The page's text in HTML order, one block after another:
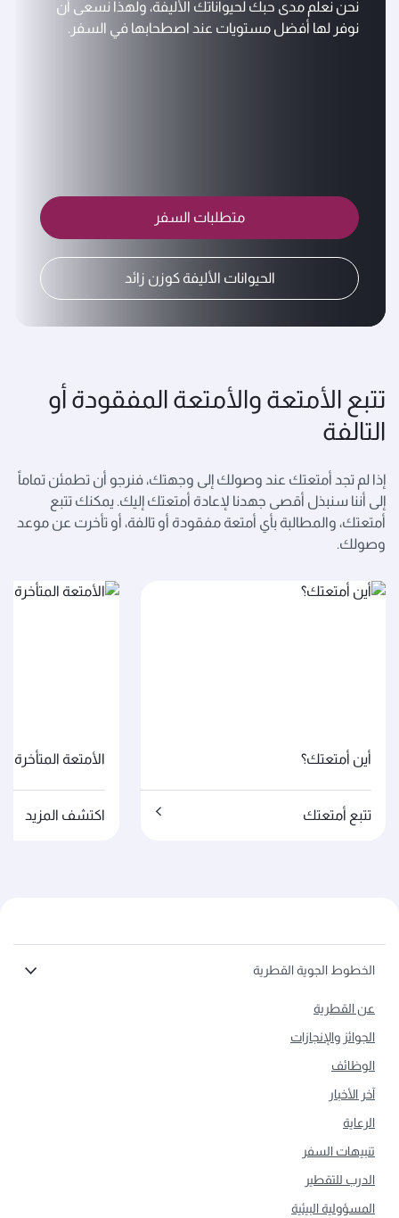
نحن نعلم مدى حبك لحيواناتك الأليفة، ولهذا نسعى أن
نوفر لها أفضل مستويات عند اصطحابها في السفر.
متطلبات السفر
الحيوانات الأليفة كوزن زائد
تتبع الأمتعة والأمتعة المفقودة أو
التالفة
إذا لم تجد أمتعتك عند وصولك إلى وجهتك، فنرجو أن تطمئن تماماً
إلى أننا سنبذل أقصى جهدنا لإعادة أمتعتك إليك. يمكنك تتبع
أمتعتك، والمطالبة بأي أمتعة مفقودة أو تالفة، أو تأخرت عن موعد
وصولك.
أين أمتعتك؟
تتبع أمتعتك
الأمتعة المتأخرة أو
اكتشف المزيد
الخطوط الجوية القطرية
عن القطرية
الجوائز والإنجازات
الوظائف
آخر الأخبار
الرعاية
تنبيهات السفر
الدرب للتقطير
المسؤولية البيئية